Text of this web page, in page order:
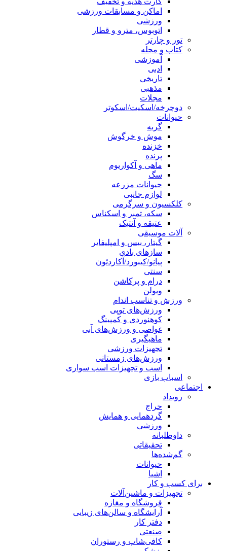
اماکن و مسابقات ورزشی
ورزشی
اتوبوس، مترو و قطار
تور و چارتر
کتاب و مجله
آموزشی
ادبی
تاریخی
مذهبی
مجلات
دوچرخه/اسکیت/اسکوتر
حیوانات
گربه
موش و خرگوش
خزنده
پرنده
ماهی و آکواریوم
سگ
حیوانات مزرعه
لوازم جانبی
کلکسیون و سرگرمی
سکه، تمبر و اسکناس
عتیقه و آنتیک
آلات موسیقی
گیتار، بیس و امپلیفایر
سازهای بادی
پیانو/کیبورد/آکاردئون
سنتی
درام و پرکاشن
ویولن
ورزش و تناسب اندام
ورزش‌های توپی
کوهنوردی و کمپینگ
غواصی و ورزش‌های آبی
ماهیگیری
تجهیزات ورزشی
ورزش‌های زمستانی
اسب و تجهیزات اسب سواری
اسباب‌ بازی
اجتماعی
رویداد
حراج
گردهمایی و همایش
ورزشی
داوطلبانه
تحقیقاتی
گم‌شده‌ها
حیوانات
اشیا
برای کسب و کار
تجهیزات و ماشین‌آلات
فروشگاه و مغازه
آرایشگاه و سالن‌های زیبایی
دفتر کار
صنعتی
کافی‌شاپ و رستوران